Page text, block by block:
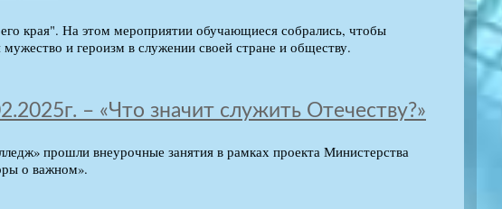
края". На этом мероприятии обучающиеся собрались, чтобы
и героизм в служении своей стране и обществу.
– «Что значит служить Отечеству?»
прошли внеурочные занятия в рамках проекта Министерства
о важном».